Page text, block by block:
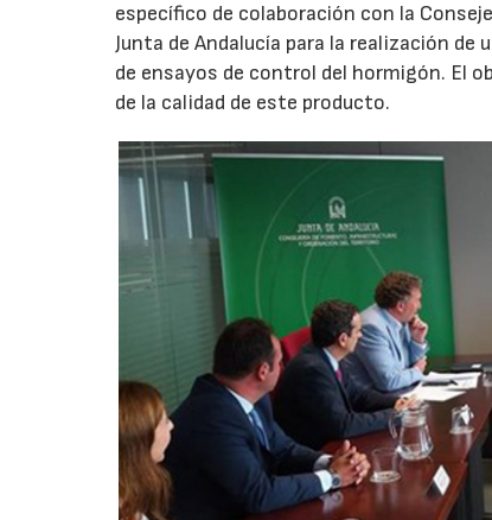
específico de colaboración con la
Junta de Andalucía para la realización
de ensayos de control del hormigón. El
de la calidad de este producto.